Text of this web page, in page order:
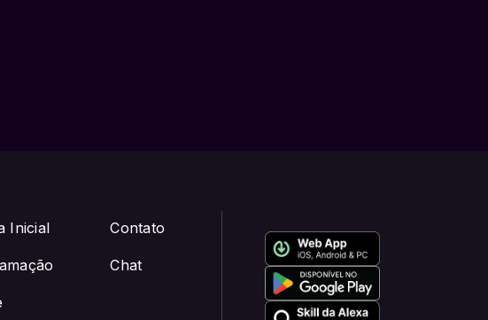
Inicial Contato
Chat